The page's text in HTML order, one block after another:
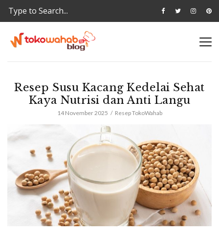
Resep Susu Kacang Kedelai Sehat
Kaya Nutrisi dan Anti Langu
14 November 2025 Resep TokoWahab